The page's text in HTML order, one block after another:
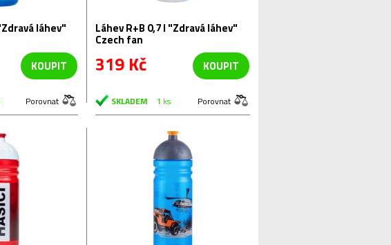
KOUPIT
Porovnat
Láhev R+B 0,7 l "Zdravá láhev"
Czech fan
319 Kč KOUPIT
SKLADEM 1 ks Porovnat